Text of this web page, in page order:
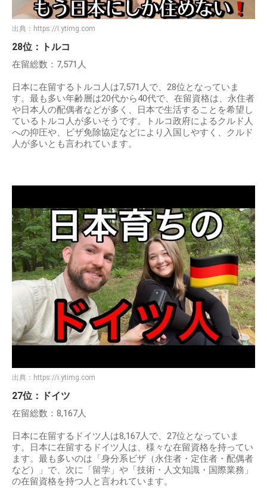
出典： https://i.ytimg.com
28位：トルコ
在留総数：7,571人
日本に在留するトルコ人は7,571人で、28位となっていま
す。最も多い年齢層は20代から40代で、在留資格は、永住者
や日本人の配偶者などが多く、日本で生活することを希望し
ているトルコ人が多いそうです。トルコ政府によるクルド人
への抑圧や、ビザ免除協定などにより入国しやすく、クルド
人が多いとも言われています。
出典： https://i.ytimg.com
27位：ドイツ
在留総数：8,167人
日本に在留するドイツ人は8,167人で、27位となっていま
す。日本に在留するドイツ人は、様々な在留資格を持ってい
ます。最も多いのは「身分系ビザ（永住者・定住者・配偶者
など）」で、次に「留学」や「技術・人文知識・国際業務」
の在留資格を持つ人と言われています。